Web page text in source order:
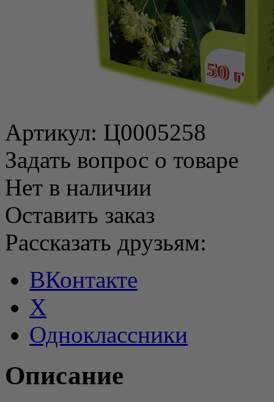
Артикул: Ц0005258
Задать вопрос о товаре
Нет в наличии
Оставить заказ
Рассказать друзьям:
ВКонтакте
X
Одноклассники
Описание